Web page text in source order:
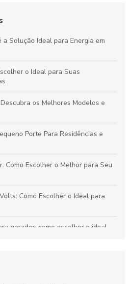
Solução Ideal para Energia em
o Ideal para Suas
os Melhores Modelos e
Porte Para Residências e
Como Escolher o Melhor para Seu
Como Escolher o Ideal para
gerador: como escolher o ideal